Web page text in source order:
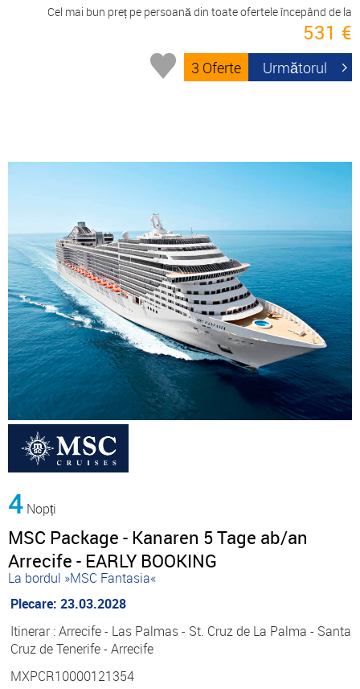
Cel mai bun preț pe persoană din toate ofertele începând de la
531 €
3 Oferte Următorul
4 Nopți
MSC Package - Kanaren 5 Tage ab/an
Arrecife - EARLY BOOKING
La bordul »MSC Fantasia«
Plecare: 23.03.2028
Itinerar : Arrecife - Las Palmas - St. Cruz de La Palma - Santa
Cruz de Tenerife - Arrecife
MXPCR10000121354